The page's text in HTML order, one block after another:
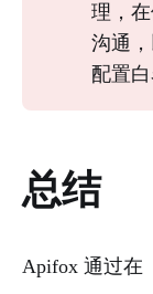
理，
沟通
配置
总结
Apifox 通过在